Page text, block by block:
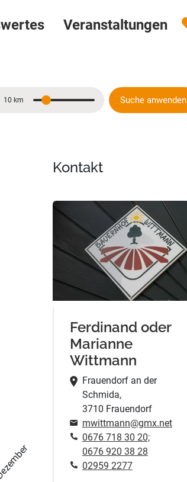
Veranstaltungen
Entfernung
10 km Suche anwenden
Kontakt
Ferdinand oder
Marianne
Wittmann
Frauendorf an der
Schmida,
3710 Frauendorf
mwittmann@gmx.net
0676 718 30 20;
0676 920 38 28
02959 2277